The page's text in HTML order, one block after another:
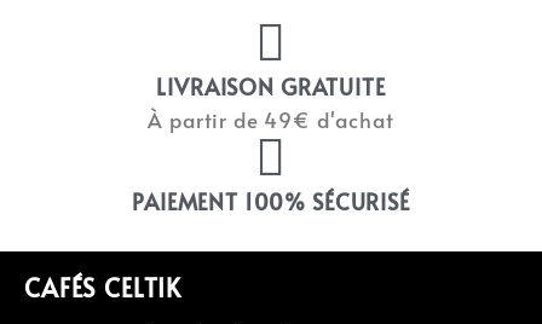
LIVRAISON GRATUITE
À partir de 49€ d'achat
PAIEMENT 100% SÉCURISÉ
CAFÉS CELTIK